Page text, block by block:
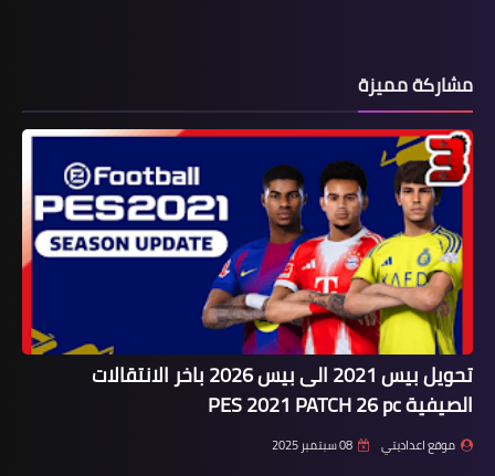
مشاركة مميزة
تحويل بيس 2021 الى بيس 2026 باخر الانتقالات
الصيفية PES 2021 PATCH 26 pc
موقع اعداديتي 08 سبتمبر 2025